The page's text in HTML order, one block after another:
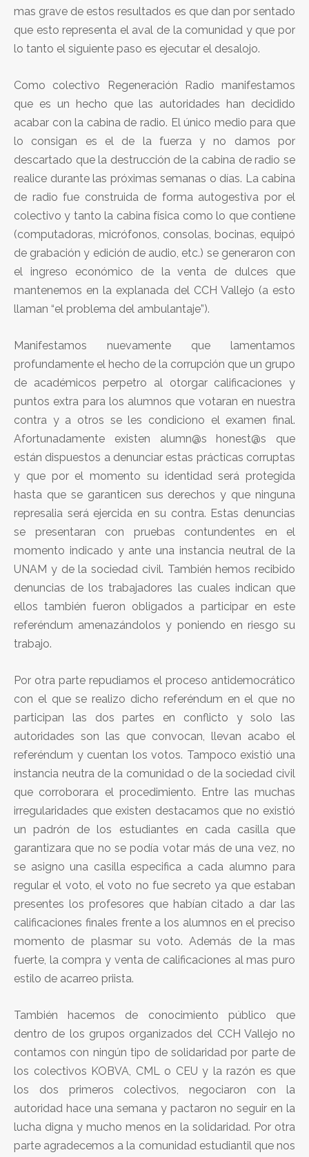
mas grave de estos resultados es que dan por sentado
que esto representa el aval de la comunidad y que por
lo tanto el siguiente paso es ejecutar el desalojo.
Como colectivo Regeneración Radio manifestamos
que es un hecho que las autoridades han decidido
acabar con la cabina de radio. El único medio para que
lo consigan es el de la fuerza y no damos por
descartado que la destrucción de la cabina de radio se
realice durante las próximas semanas o días. La cabina
de radio fue construida de forma autogestiva por el
colectivo y tanto la cabina física como lo que contiene
(computadoras, micrófonos, consolas, bocinas, equipó
de grabación y edición de audio, etc.) se generaron con
el ingreso económico de la venta de dulces que
mantenemos en la explanada del CCH Vallejo (a esto
llaman “el problema del ambulantaje”).
Manifestamos nuevamente que lamentamos
profundamente el hecho de la corrupción que un grupo
de académicos perpetro al otorgar calificaciones y
puntos extra para los alumnos que votaran en nuestra
contra y a otros se les condiciono el examen final.
Afortunadamente existen alumn@s honest@s que
están dispuestos a denunciar estas prácticas corruptas
y que por el momento su identidad será protegida
hasta que se garanticen sus derechos y que ninguna
represalia será ejercida en su contra. Estas denuncias
se presentaran con pruebas contundentes en el
momento indicado y ante una instancia neutral de la
UNAM y de la sociedad civil. También hemos recibido
denuncias de los trabajadores las cuales indican que
ellos también fueron obligados a participar en este
referéndum amenazándolos y poniendo en riesgo su
trabajo.
Por otra parte repudiamos el proceso antidemocrático
con el que se realizo dicho referéndum en el que no
participan las dos partes en conflicto y solo las
autoridades son las que convocan, llevan acabo el
referéndum y cuentan los votos. Tampoco existió una
instancia neutra de la comunidad o de la sociedad civil
que corroborara el procedimiento. Entre las muchas
irregularidades que existen destacamos que no existió
un padrón de los estudiantes en cada casilla que
garantizara que no se podía votar más de una vez, no
se asigno una casilla especifica a cada alumno para
regular el voto, el voto no fue secreto ya que estaban
presentes los profesores que habían citado a dar las
calificaciones finales frente a los alumnos en el preciso
momento de plasmar su voto. Además de la mas
fuerte, la compra y venta de calificaciones al mas puro
estilo de acarreo priista.
También hacemos de conocimiento público que
dentro de los grupos organizados del CCH Vallejo no
contamos con ningún tipo de solidaridad por parte de
los colectivos KOBVA, CML o CEU y la razón es que
los dos primeros colectivos, negociaron con la
autoridad hace una semana y pactaron no seguir en la
lucha digna y mucho menos en la solidaridad. Por otra
parte agradecemos a la comunidad estudiantil que nos